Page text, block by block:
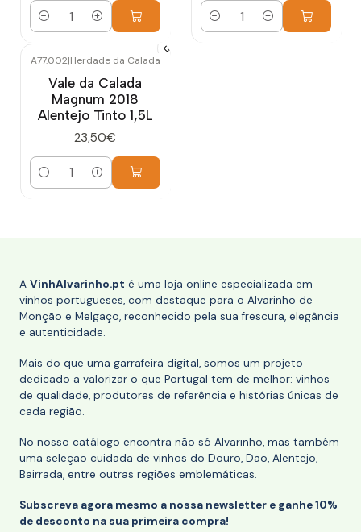
Quantidade Quantidade
A77.002|Herdade da Calada
Vale da Calada
Magnum 2018
Alentejo Tinto 1,5L
23,50€
Quantidade
A VinhAlvarinho.pt é uma loja online especializada em
vinhos portugueses, com destaque para o Alvarinho de
Monção e Melgaço, reconhecido pela sua frescura, elegância
e autenticidade.
Mais do que uma garrafeira digital, somos um projeto
dedicado a valorizar o que Portugal tem de melhor: vinhos
de qualidade, produtores de referência e histórias únicas de
cada região.
No nosso catálogo encontra não só Alvarinho, mas também
uma seleção cuidada de vinhos do Douro, Dão, Alentejo,
Bairrada, entre outras regiões emblemáticas.
Subscreva agora mesmo a nossa newsletter e ganhe 10%
de desconto na sua primeira compra!